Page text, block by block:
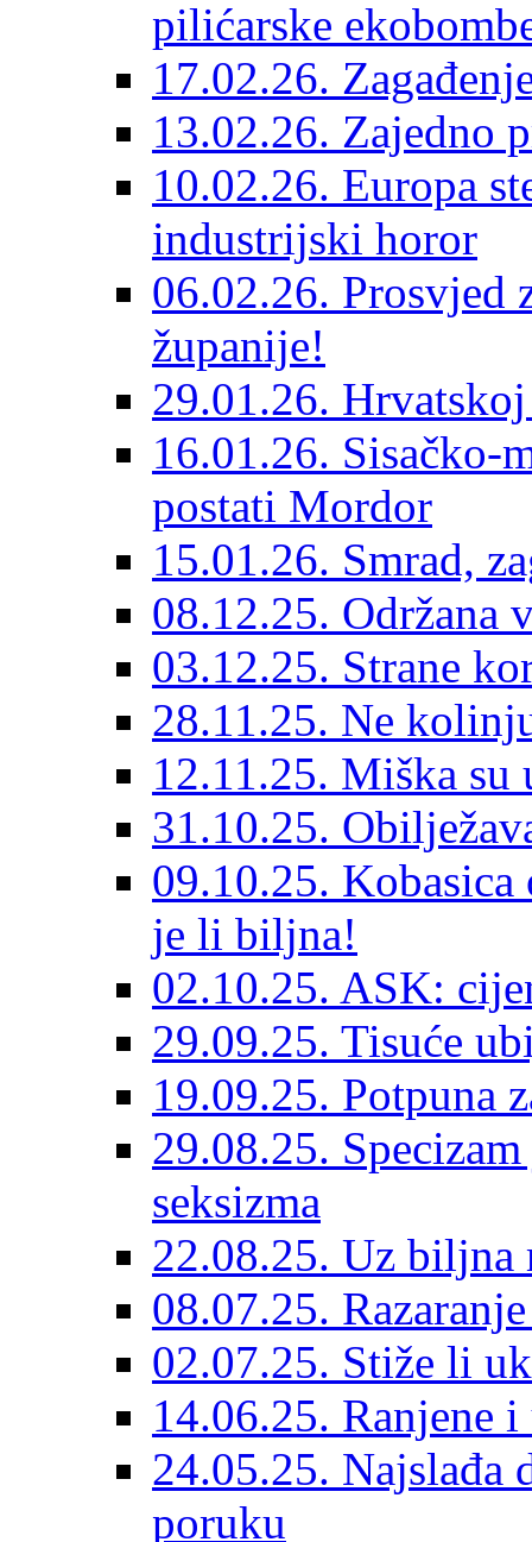
pilićarske
17.02.26.
13.02.26. Zajedno
10.02.26. Europa
industrijski horor
06.02.26. Prosvjed
županije!
29.01.26.
16.01.26. Sisačko-
postati Mordor
15.01.26. Smrad,
08.12.25. Održana
03.12.25. Strane
28.11.25. Ne
12.11.25. Miška
31.10.25.
09.10.25. Kobasica
je li biljna!
02.10.25. ASK:
29.09.25. Tisuće
19.09.25. Potpuna
29.08.25.
seksizma
22.08.25. Uz
08.07.25.
02.07.25. Stiže li
14.06.25. Ranjene
24.05.25. Najslađa
poruku